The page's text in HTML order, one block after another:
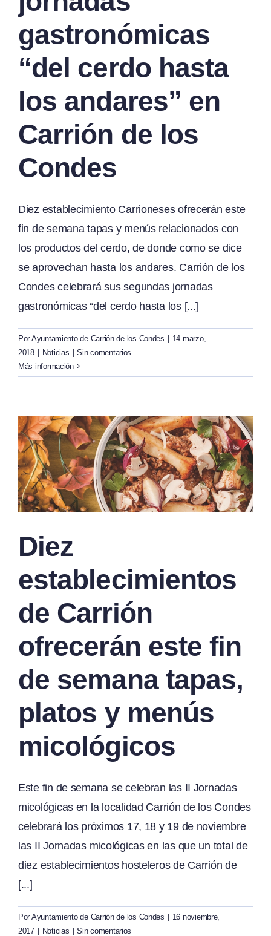
gastronómicas
“del cerdo hasta
los andares” en
Carrión de los
Condes
Diez establecimiento Carrioneses ofrecerán este
fin de semana tapas y menús relacionados con
los productos del cerdo, de donde como se dice
se aprovechan hasta los andares. Carrión de los
Condes celebrará sus segundas jornadas
gastronómicas “del cerdo hasta los [...]
Por Ayuntamiento de Carrión de los Condes
14 marzo,
2018
Noticias
Sin comentarios
Más información
Diez
establecimientos
de Carrión
ofrecerán este fin
de semana tapas,
platos y menús
micológicos
Este fin de semana se celebran las II Jornadas
micológicas en la localidad Carrión de los Condes
celebrará los próximos 17, 18 y 19 de noviembre
las II Jornadas micológicas en las que un total de
diez establecimientos hosteleros de Carrión de
[...]
Por Ayuntamiento de Carrión de los Condes | 16 noviembre,
2017 | Noticias | Sin comentarios